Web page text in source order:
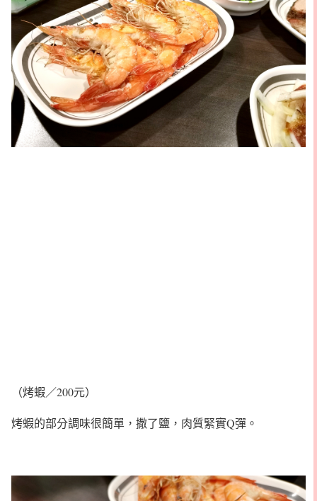
（烤蝦／200元）
烤蝦的部分調味很簡單，撒了鹽，肉質緊實Q彈。